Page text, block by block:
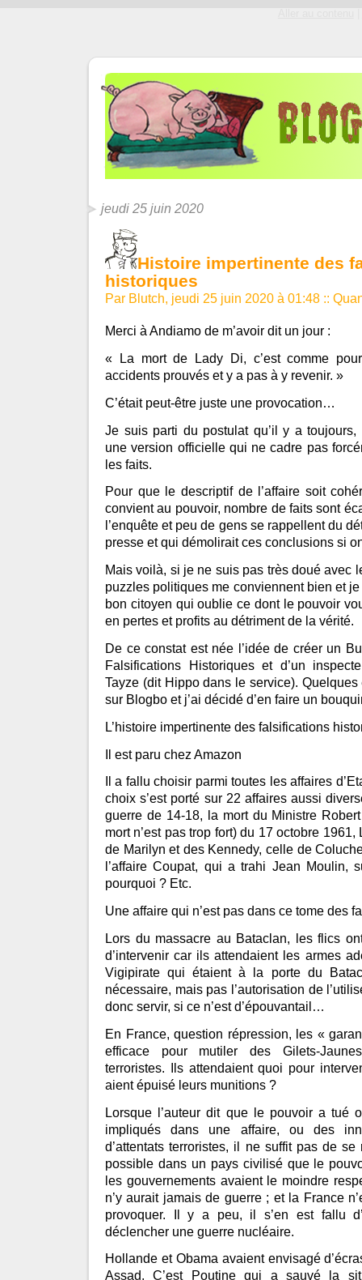
jeudi 25 juin 2020
Histoire impertinente des
historiques
Par Blutch, jeudi 25 juin 2020 à 01:48 ::
Merci à Andiamo de m’avoir dit un jour :
« La mort de Lady Di, c’est comme
accidents prouvés et y a pas à y revenir. »
C’était peut-être juste une provocation…
Je suis parti du postulat qu’il y a toujours,
une version officielle qui ne cadre pas
les faits.
Pour que le descriptif de l’affaire soit
convient au pouvoir, nombre de faits sont
l’enquête et peu de gens se rappellent du
presse et qui démolirait ces conclusions si
Mais voilà, si je ne suis pas très doué avec
puzzles politiques me conviennent bien et
bon citoyen qui oublie ce dont le pouvoir
en pertes et profits au détriment de la vérité.
De ce constat est née l’idée de créer un
Falsifications Historiques et d’un
Tayze (dit Hippo dans le service).
sur Blogbo et j’ai décidé d’en faire un
L’histoire impertinente des falsifications
Il est paru chez Amazon
Il a fallu choisir parmi toutes les affaires
choix s’est porté sur 22 affaires aussi
guerre de 14-18, la mort du Ministre
mort n’est pas trop fort) du 17 octobre
de Marilyn et des Kennedy, celle de
l’affaire Coupat, qui a trahi Jean Moulin,
pourquoi ? Etc.
Une affaire qui n’est pas dans ce tome des
Lors du massacre au Bataclan, les flics
d’intervenir car ils attendaient les armes
Vigipirate qui étaient à la porte du
nécessaire, mais pas l’autorisation de
donc servir, si ce n’est d’épouvantail…
En France, question répression, les «
efficace pour mutiler des Gilets-
terroristes. Ils attendaient quoi pour
aient épuisé leurs munitions ?
Lorsque l’auteur dit que le pouvoir a tué
impliqués dans une affaire, ou des
d’attentats terroristes, il ne suffit pas de se
possible dans un pays civilisé que le
les gouvernements avaient le moindre
n’y aurait jamais de guerre ; et la France
provoquer. Il y a peu, il s’en est fallu
déclencher une guerre nucléaire.
Hollande et Obama avaient envisagé
Assad. C’est Poutine qui a sauvé la